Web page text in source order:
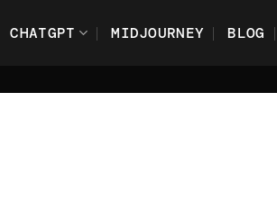
CHATGPT MIDJOURNEY BLOG